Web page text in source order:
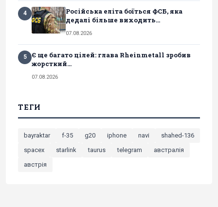
4
Російська еліта боїться ФСБ, яка
дедалі більше виходить...
07.08.2026
5
Є ще багато цілей: глава Rheinmetall зробив
жорсткий...
07.08.2026
ТЕГИ
bayraktar f-35 g20 iphone navi
shahed-136
spacex
starlink taurus telegram
австралія
австрія